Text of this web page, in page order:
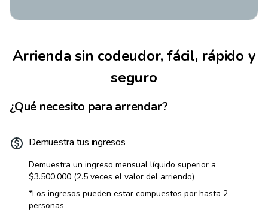
Arrienda sin codeudor, fácil, rápido y
seguro
¿Qué necesito para arrendar?
Demuestra tus ingresos
Demuestra un ingreso mensual líquido superior a
$3.500.000 (2.5 veces el valor del arriendo)
*Los ingresos pueden estar compuestos por hasta 2
personas